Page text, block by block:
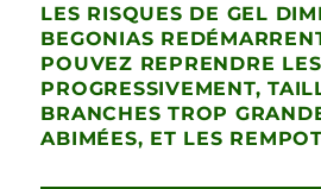
LES RISQUES DE GEL
BEGONIAS
POUVEZ REPRENDRE
PROGRESSIVEMENT,
BRANCHES TROP
ABIMÉES, ET LES